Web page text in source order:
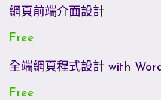
網頁前端介面設計
Free
全端網頁程式設計 with
Free